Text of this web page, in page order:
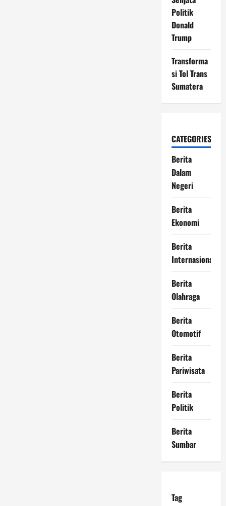
Politik
Donald
Trump
Transforma
si Tol Trans
Sumatera
CATEGORIES
Berita
Dalam
Negeri
Berita
Ekonomi
Berita
Internasional
Berita
Olahraga
Berita
Otomotif
Berita
Pariwisata
Berita
Politik
Berita
Sumbar
Tag